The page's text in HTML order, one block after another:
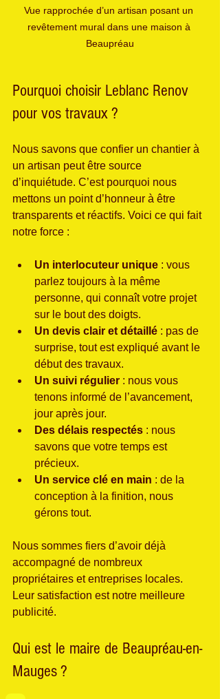
Vue rapprochée d’un artisan posant un
revêtement mural dans une maison à
Beaupréau
Pourquoi choisir Leblanc Renov
pour vos travaux ?
Nous savons que confier un chantier à
un artisan peut être source
d’inquiétude. C’est pourquoi nous
mettons un point d’honneur à être
transparents et réactifs. Voici ce qui fait
notre force :
Un interlocuteur unique : vous
parlez toujours à la même
personne, qui connaît votre projet
sur le bout des doigts.
Un devis clair et détaillé : pas de
surprise, tout est expliqué avant le
début des travaux.
Un suivi régulier : nous vous
tenons informé de l’avancement,
jour après jour.
Des délais respectés : nous
savons que votre temps est
précieux.
Un service clé en main : de la
conception à la finition, nous
gérons tout.
Nous sommes fiers d’avoir déjà
accompagné de nombreux
propriétaires et entreprises locales.
Leur satisfaction est notre meilleure
publicité.
Qui est le maire de Beaupréau-en-
Mauges ?